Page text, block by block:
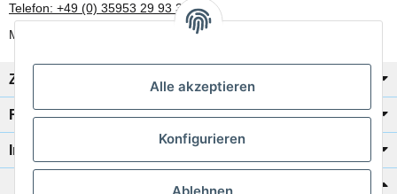
Alle akzeptieren
Konfigurieren
Telefon: +49 (0) 35953 29 93 30
Mo-Fr: 8:00 Uhr - 17:00 Uhr
Zahlung/Versand
Rechtliches
Informationen
Katalog zur Hand?